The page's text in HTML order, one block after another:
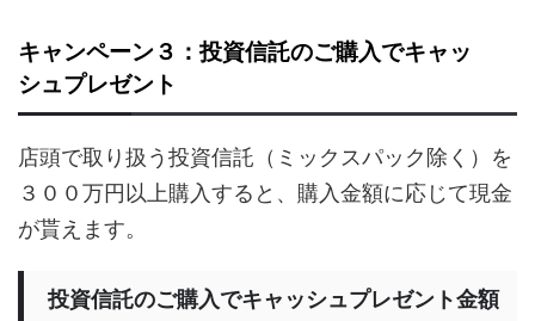
キャンペーン３：投資信託のご購入でキャッ
シュプレゼント
店頭で取り扱う投資信託（ミックスパック除く）を
３００万円以上購入すると、購入金額に応じて現金
が貰えます。
投資信託のご購入でキャッシュプレゼント金額